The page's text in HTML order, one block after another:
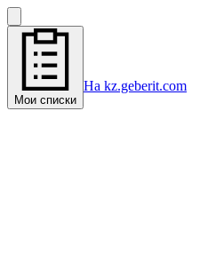
Мои списки
На kz.geberit.com